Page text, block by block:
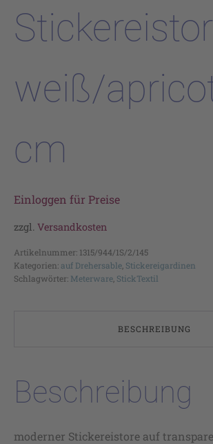
weiß/
cm
Einloggen für Preise
zzgl. Versandkosten
Artikelnummer: 1315/944/1S/2/145
Kategorien: auf Drehersable Stickereigardinen
Schlagwörter: Meterware StickTextil
BESCHREIBUNG
Beschreibung
moderner Stickereistore auf